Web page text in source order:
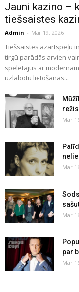
Jauni kazino –
tiešsaistes
Admin - Mar 19, 2026
Tiešsaistes azartspēļu
tirgū parādās arvien
spēlētājus ar
uzlabotu lietošanas...
Mar
Mar
Mar
par
Mar